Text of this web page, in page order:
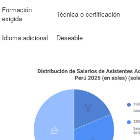
Formación
exigida
Técnica o certificación
Idioma adicional Deseable